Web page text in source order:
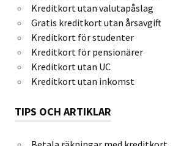
Kreditkort utan valutapåslag
Gratis kreditkort utan årsavgift
Kreditkort för studenter
Kreditkort för pensionärer
Kreditkort utan UC
Kreditkort utan inkomst
TIPS OCH ARTIKLAR